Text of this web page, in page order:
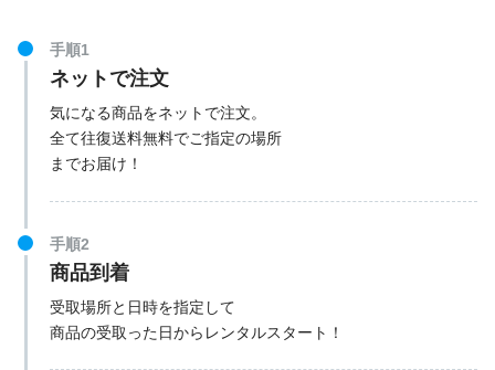
手順1
ネットで注文
気になる商品をネットで注文。
全て往復送料無料でご指定の場所
までお届け！
手順2
商品到着
受取場所と日時を指定して
商品の受取った日からレンタルスタート！